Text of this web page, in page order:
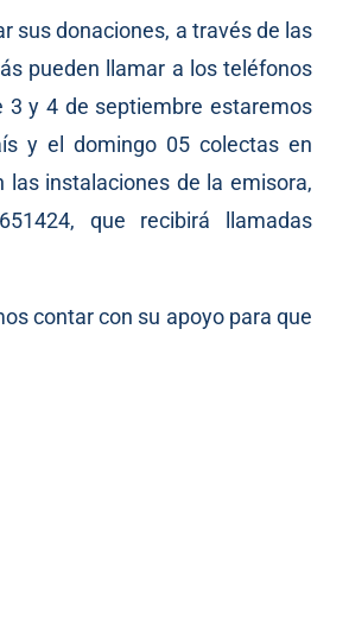
sus donaciones, a través de las
pueden llamar a los teléfonos
3 y 4 de septiembre estaremos
y el domingo 05 colectas en
instalaciones de la emisora,
que recibirá llamadas
contar con su apoyo para que